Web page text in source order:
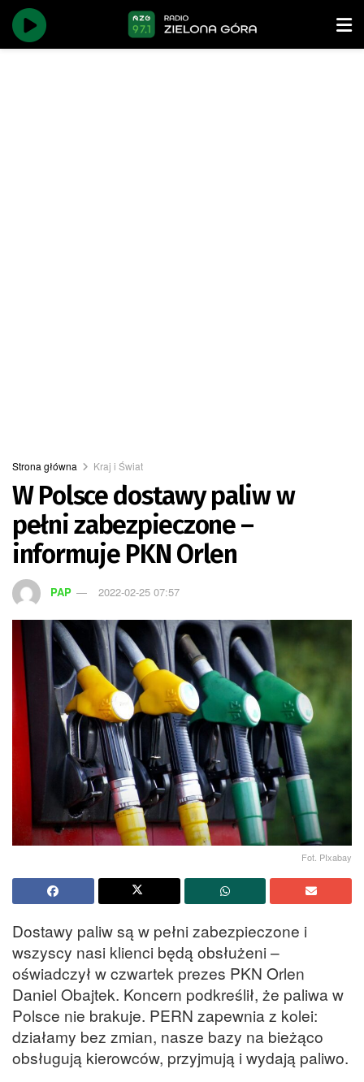
Strona główna Kraj i Świat
W Polsce dostawy paliw w
pełni zabezpieczone –
informuje PKN Orlen
PAP 2022-02-25 07:57
Fot. PIxabay
Dostawy paliw są w pełni zabezpieczone i
wszyscy nasi klienci będą obsłużeni –
oświadczył w czwartek prezes PKN Orlen
Daniel Obajtek. Koncern podkreślił, że paliwa w
Polsce nie brakuje. PERN zapewnia z kolei:
działamy bez zmian, nasze bazy na bieżąco
obsługują kierowców, przyjmują i wydają paliwo.